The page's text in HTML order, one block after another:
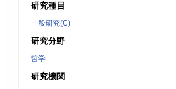
研究種目
一般研究(C)
研究分野
哲学
研究機関